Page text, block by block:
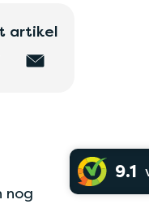
artikel
nog
9.1